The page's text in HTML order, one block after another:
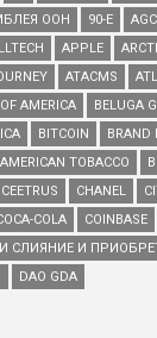
ООН 90-Е
APPLE
ATACMS
AMERICA
BELUGA
BITCOIN
BRAND
TOBACCO
CEETRUS CHANEL
COLA COINBASE
СЛИЯНИЕ И
DAO GDA